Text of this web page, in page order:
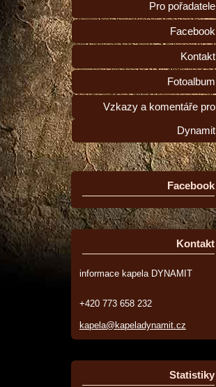
Pro pořadatele
Facebook
Kontakt
Fotoalbum
Vzkazy a komentáře pro
Dynamit
Facebook
Kontakt
informace kapela DYNAMIT
+420 773 658 232
kapela@kapeladynamit.cz
Statistiky